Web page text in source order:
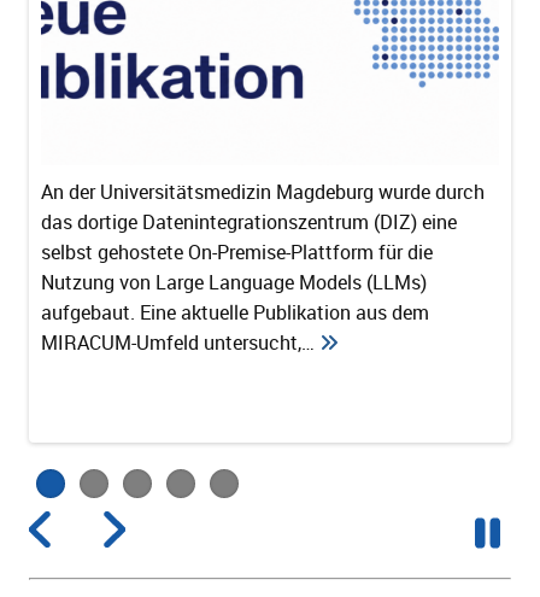
An der Universitätsmedizin Magdeburg wurde durch
das dortige Datenintegrationszentrum (DIZ) eine
selbst gehostete On-Premise-Plattform für die
Nutzung von Large Language Models (LLMs)
aufgebaut. Eine aktuelle Publikation aus dem
MIRACUM-Umfeld untersucht,…
In einer engen Kooperation zwischen dem Erlanger
Datenintegrationszentrum (DIZ) und der
Kinderherzchirurgie am Universitätsklinikum Erlangen
wurde in den letzten Jahren das Potenzial zur
Pause